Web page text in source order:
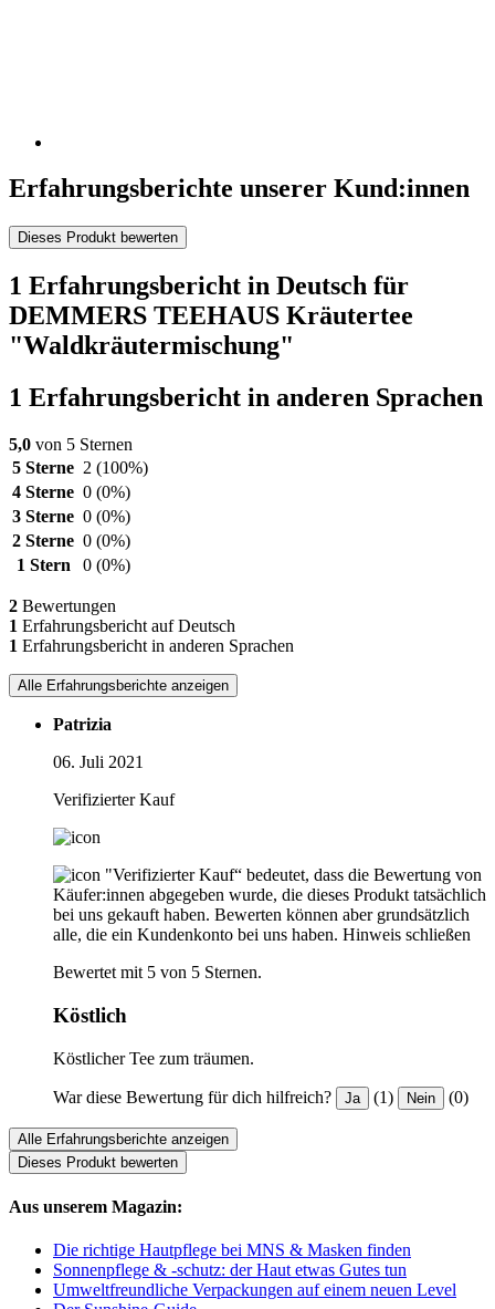
Erfahrungsberichte unserer Kund:innen
Dieses Produkt bewerten
1 Erfahrungsbericht in Deutsch für
DEMMERS TEEHAUS Kräutertee
"Waldkräutermischung"
1 Erfahrungsbericht in anderen Sprachen
5,0 von 5 Sternen
5 Sterne 2 (100%)
4 Sterne 0 (0%)
3 Sterne 0 (0%)
2 Sterne 0 (0%)
1 Stern
0 (0%)
2 Bewertungen
1 Erfahrungsbericht auf Deutsch
1 Erfahrungsbericht in anderen Sprachen
Alle Erfahrungsberichte anzeigen
Patrizia
06. Juli 2021
Verifizierter Kauf
"Verifizierter Kauf“ bedeutet, dass die Bewertung von
Käufer:innen abgegeben wurde, die dieses Produkt tatsächlich
bei uns gekauft haben. Bewerten können aber grundsätzlich
alle, die ein Kundenkonto bei uns haben. Hinweis schließen
Bewertet mit 5 von 5 Sternen.
Köstlich
Köstlicher Tee zum träumen.
War diese Bewertung für dich hilfreich? Ja (1) Nein (0)
Alle Erfahrungsberichte anzeigen
Dieses Produkt bewerten
Aus unserem Magazin:
Die richtige Hautpflege bei MNS & Masken finden
Sonnenpflege & -schutz: der Haut etwas Gutes tun
Umweltfreundliche Verpackungen auf einem neuen Level